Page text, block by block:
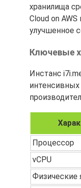
хранилища
Cloud on
улучшенное
Ключевые
Инстанс
Процессор
vCPU
Физические